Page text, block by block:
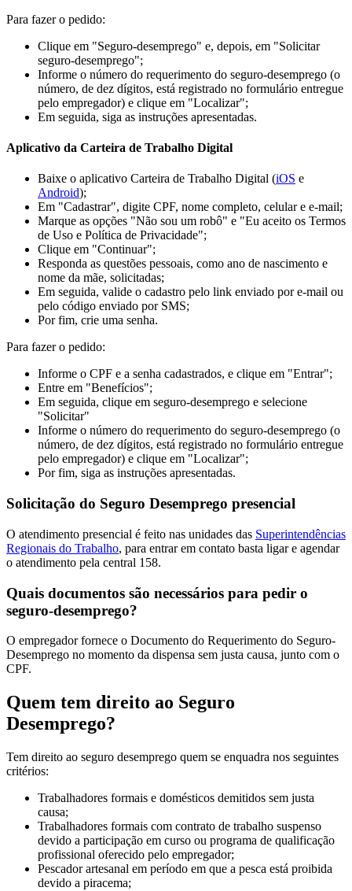
Para fazer o pedido:
Clique em "Seguro-desemprego" e, depois, em "Solicitar
seguro-desemprego";
Informe o número do requerimento do seguro-desemprego (o
número, de dez dígitos, está registrado no formulário entregue
pelo empregador) e clique em "Localizar";
Em seguida, siga as instruções apresentadas.
Aplicativo da Carteira de Trabalho Digital
Baixe o aplicativo Carteira de Trabalho Digital (iOS e
Android);
Em "Cadastrar", digite CPF, nome completo, celular e e-mail;
Marque as opções "Não sou um robô" e "Eu aceito os Termos
de Uso e Política de Privacidade";
Clique em "Continuar";
Responda as questões pessoais, como ano de nascimento e
nome da mãe, solicitadas;
Em seguida, valide o cadastro pelo link enviado por e-mail ou
pelo código enviado por SMS;
Por fim, crie uma senha.
Para fazer o pedido:
Informe o CPF e a senha cadastrados, e clique em "Entrar";
Entre em "Benefícios";
Em seguida, clique em seguro-desemprego e selecione
"Solicitar"
Informe o número do requerimento do seguro-desemprego (o
número, de dez dígitos, está registrado no formulário entregue
pelo empregador) e clique em "Localizar";
Por fim, siga as instruções apresentadas.
Solicitação do Seguro Desemprego presencial
O atendimento presencial é feito nas unidades das Superintendências
Regionais do Trabalho, para entrar em contato basta ligar e agendar
o atendimento pela central 158.
Quais documentos são necessários para pedir o
seguro-desemprego?
O empregador fornece o Documento do Requerimento do Seguro-
Desemprego no momento da dispensa sem justa causa, junto com o
CPF.
Quem tem direito ao Seguro
Desemprego?
Tem direito ao seguro desemprego quem se enquadra nos seguintes
critérios:
Trabalhadores formais e domésticos demitidos sem justa
causa;
Trabalhadores formais com contrato de trabalho suspenso
devido a participação em curso ou programa de qualificação
profissional oferecido pelo empregador;
Pescador artesanal em período em que a pesca está proibida
devido a piracema;